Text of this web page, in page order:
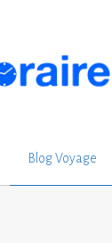
Blog Voyage